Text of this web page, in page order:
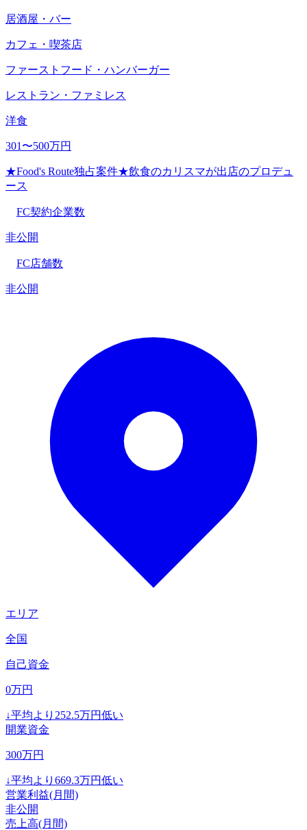
居酒屋・バー
カフェ・喫茶店
ファーストフード・ハンバーガー
レストラン・ファミレス
洋食
301〜500万円
★Food's Route独占案件★飲食のカリスマが出店のプロデュ
ース
FC契約企業数
非公開
FC店舗数
非公開
エリア
全国
自己資金
0万円
↓平均より 252.5万円低い
開業資金
300万円
↓平均より 669.3万円低い
営業利益(月間)
非公開
売上高(月間)